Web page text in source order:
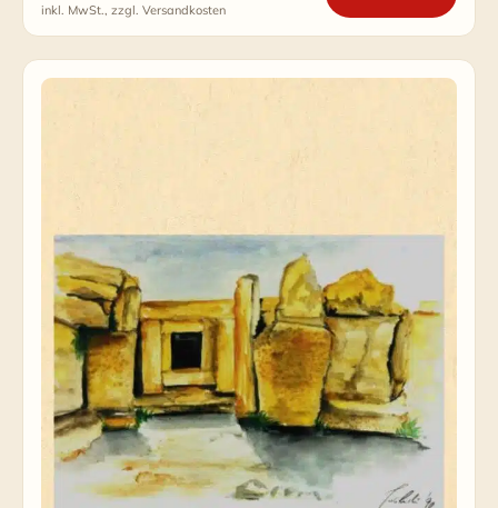
inkl. MwSt., zzgl. Versandkosten